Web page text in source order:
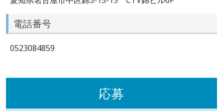
電話番号
0523084859
応募